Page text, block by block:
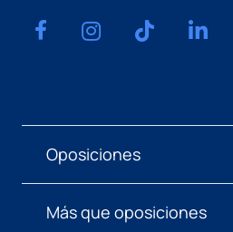
Oposiciones
Más que oposiciones